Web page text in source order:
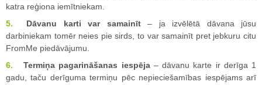
katra reģiona iemītniekam.
Dāvanu karti var samainīt– ja izvēlētā dāvana jūsu
darbiniekam tomēr neies pie sirds, to var samainīt pret jebkuru citu
FromMe piedāvājumu.
Termiņa pagarināšanas iespēja– dāvanu karte ir derīga 1
gadu, taču derīguma termiņu pēc nepieciešamības iespējams arī